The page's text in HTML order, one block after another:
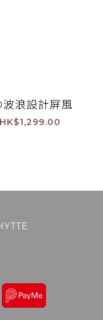
浪設計屏風
HK$1,299.00